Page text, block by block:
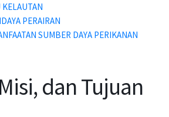
PERAIRAN
SUMBER DAYA PERIKANAN
dan Tujuan